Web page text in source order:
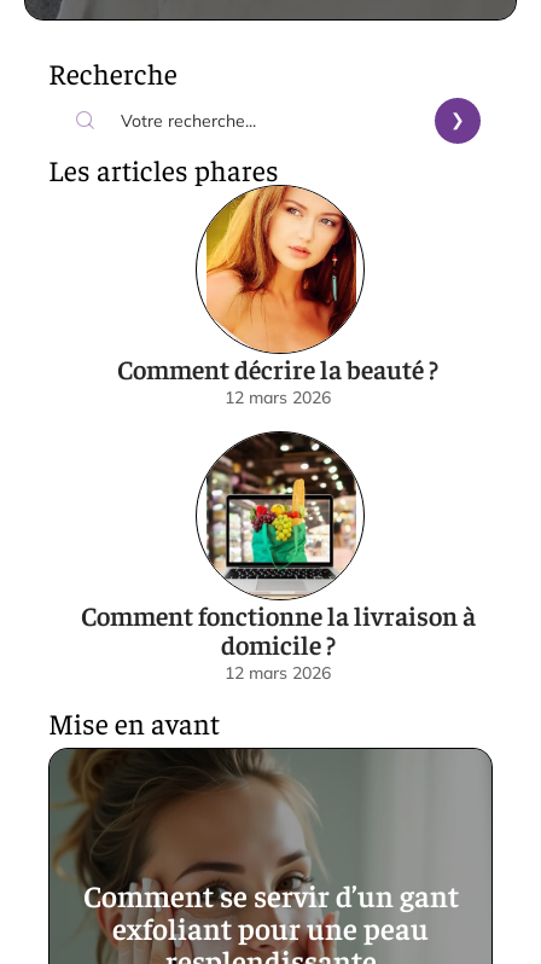
Recherche
Les articles phares
Comment décrire la beauté ?
12 mars 2026
Comment fonctionne la livraison à
domicile ?
12 mars 2026
Mise en avant
Comment se servir d’un gant
exfoliant pour une peau